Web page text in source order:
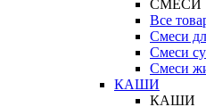
СМЕСИ
Все
Смеси
Смеси
Смеси
КАШИ
КАШИ